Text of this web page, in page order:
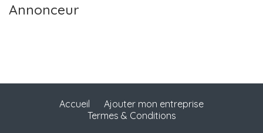
Annonceur
Accueil
Ajouter mon entreprise
Termes & Conditions